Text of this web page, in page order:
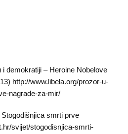
i demokratiji – Heroine Nobelove
http://www.libela.org/prozor-u-
nagrade-za-mir/
Stogodišnjica smrti prve
svijet/stogodisnjica-smrti-